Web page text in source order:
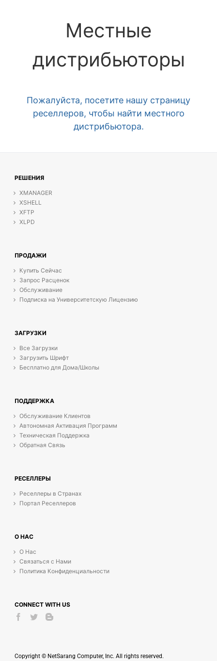
Местные
дистрибьюторы
Пожалуйста, посетите нашу страницу
реселлеров, чтобы найти местного
дистрибьютора.
РЕШЕНИЯ
XMANAGER
XSHELL
XFTP
XLPD
ПРОДАЖИ
Купить Сейчас
Запрос Расценок
Обслуживание
Подписка на Университетскую Лицензию
ЗАГРУЗКИ
Все Загрузки
Загрузить Шрифт
Бесплатно для Дома/Школы
ПОДДЕРЖКА
Обслуживание Клиентов
Автономная Активация Программ
Техническая Поддержка
Обратная Связь
РЕСЕЛЛЕРЫ
Реселлеры в Странах
Портал Реселлеров
О НАС
О Нас
Связаться с Нами
Политика Конфиденциальности
CONNECT WITH US
Copyright © NetSarang Computer, Inc. All rights reserved.